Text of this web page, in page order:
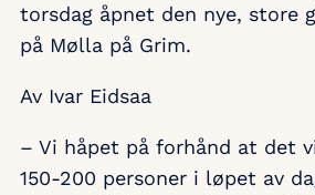
torsdag åpnet den nye, store
på Mølla på Grim.
Av Ivar Eidsaa
– Vi håpet på forhånd at det
150-200 personer i løpet av